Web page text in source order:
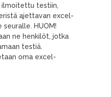
ilmoitettu testiin,
ajettavan excel-
HUOM!
ne henkilöt, jotka
testiä.
oma excel-